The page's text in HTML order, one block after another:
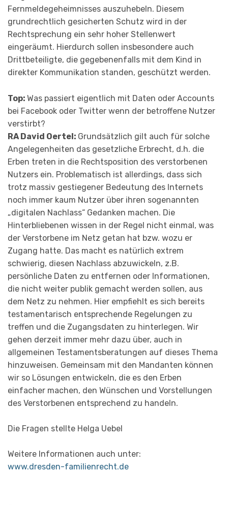
Fern­meldegeheimnisses auszuhebeln. Diesem
grundrechtlich gesicherten Schutz wird in der
Rechtsprechung ein sehr hoher Stellenwert
eingeräumt. Hierdurch sollen insbesondere auch
Drittbeteiligte, die gegebenenfalls mit dem Kind in
direkter Kommunikation standen, geschützt werden.
Top: Was passiert eigentlich mit Daten oder Accounts
bei Facebook oder Twitter wenn der betroffene Nutzer
verstirbt?
RA David Oertel: Grundsätzlich gilt auch für solche
Angelegen­heiten das gesetzliche Erbrecht, d.h. die
Erben treten in die Rechtsposition des verstorbenen
Nutzers ein. Problematisch ist allerdings, dass sich
trotz massiv gestiegener Bedeutung des Internets
noch immer kaum Nutzer über ihren sogenannten
„digitalen Nachlass“ Gedanken machen. Die
Hinterbliebenen wissen in der Regel nicht einmal, was
der Verstorbene im Netz getan hat bzw. wozu er
Zugang hatte. Das macht es natürlich extrem
schwierig, diesen Nachlass abzuwickeln, z.B.
persönliche Daten zu entfernen oder Informationen,
die nicht weiter publik gemacht werden sollen, aus
dem Netz zu nehmen. Hier empfiehlt es sich bereits
testamentarisch entsprechende Regelungen zu
treffen und die Zugangsdaten zu hinterlegen. Wir
gehen derzeit immer mehr dazu über, auch in
allgemeinen Testa­ments­beratungen auf dieses Thema
hinzuweisen. Ge­mein­sam mit den Mandanten können
wir so Lösungen entwickeln, die es den Erben
einfacher machen, den Wünschen und Vorstellungen
des Verstorbenen entsprechend zu handeln.
Die Fragen stellte Helga Uebel
Weitere Informationen auch unter:
www.dresden-familienrecht.de